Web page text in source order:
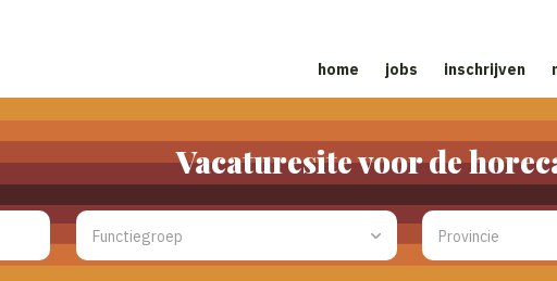
home jobs inschrijven
Vacaturesite voor de